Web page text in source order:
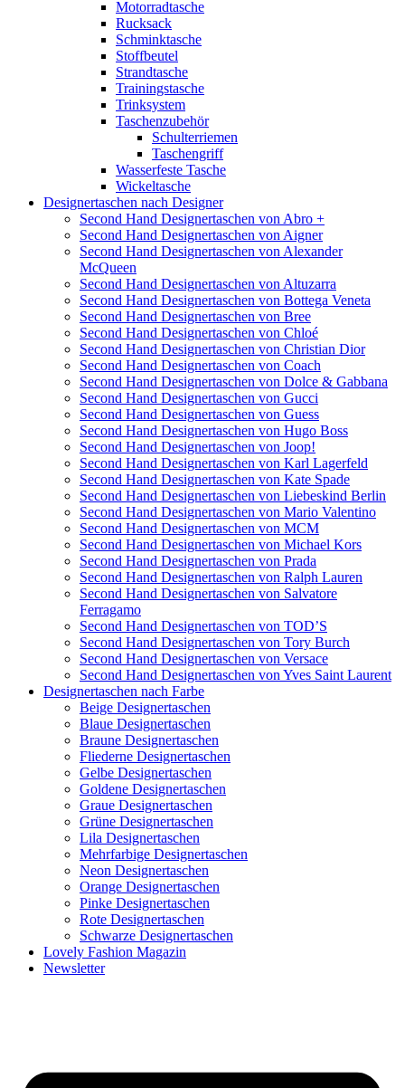
Motorradtasche
Rucksack
Schminktasche
Stoffbeutel
Strandtasche
Trainingstasche
Trinksystem
Taschenzubehör
Schulterriemen
Taschengriff
Wasserfeste Tasche
Wickeltasche
Designertaschen nach Designer
Second Hand Designertaschen von Abro +
Second Hand Designertaschen von Aigner
Second Hand Designertaschen von Alexander
McQueen
Second Hand Designertaschen von Altuzarra
Second Hand Designertaschen von Bottega Veneta
Second Hand Designertaschen von Bree
Second Hand Designertaschen von Chloé
Second Hand Designertaschen von Christian Dior
Second Hand Designertaschen von Coach
Second Hand Designertaschen von Dolce & Gabbana
Second Hand Designertaschen von Gucci
Second Hand Designertaschen von Guess
Second Hand Designertaschen von Hugo Boss
Second Hand Designertaschen von Joop!
Second Hand Designertaschen von Karl Lagerfeld
Second Hand Designertaschen von Kate Spade
Second Hand Designertaschen von Liebeskind Berlin
Second Hand Designertaschen von Mario Valentino
Second Hand Designertaschen von MCM
Second Hand Designertaschen von Michael Kors
Second Hand Designertaschen von Prada
Second Hand Designertaschen von Ralph Lauren
Second Hand Designertaschen von Salvatore
Ferragamo
Second Hand Designertaschen von TOD’S
Second Hand Designertaschen von Tory Burch
Second Hand Designertaschen von Versace
Second Hand Designertaschen von Yves Saint Laurent
Designertaschen nach Farbe
Beige Designertaschen
Blaue Designertaschen
Braune Designertaschen
Fliederne Designertaschen
Gelbe Designertaschen
Goldene Designertaschen
Graue Designertaschen
Grüne Designertaschen
Lila Designertaschen
Mehrfarbige Designertaschen
Neon Designertaschen
Orange Designertaschen
Pinke Designertaschen
Rote Designertaschen
Schwarze Designertaschen
Lovely Fashion Magazin
Newsletter